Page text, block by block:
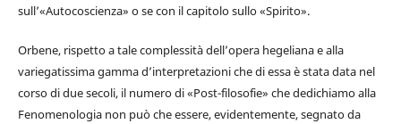
sull’«Autocoscienza» o se con il capitolo sullo «Spirito».
Orbene, rispetto a tale complessità dell’opera hegeliana e alla
variegatissima gamma d’interpretazioni che di essa è stata data nel
corso di due secoli, il numero di «Post-filosofie» che dedichiamo alla
Fenomenologia non può che essere, evidentemente, segnato da